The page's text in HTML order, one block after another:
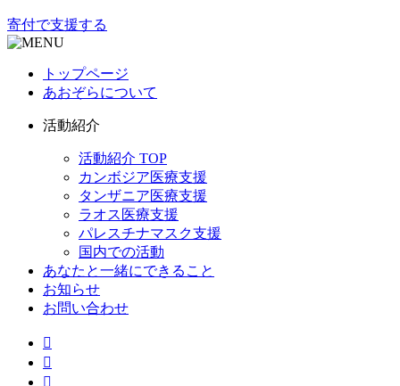
寄付で支援する
トップページ
あおぞらについて
活動紹介
活動紹介 TOP
カンボジア医療支援
タンザニア医療支援
ラオス医療支援
パレスチナマスク支援
国内での活動
あなたと一緒にできること
お知らせ
お問い合わせ